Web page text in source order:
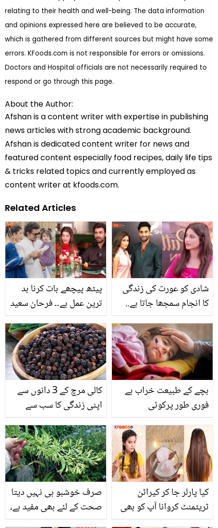
relating to their health and well-being. The data information
and opinions expressed here are believed to be accurate,
which is gathered from different sources but might have some
errors. KFoods.com is not responsible for errors or omissions.
Doctors and Hospital officials are not necessarily required to
respond or go through this page.
About the Author:
Afshan is a content writer with expertise in publishing
news articles with strong academic background.
Afshan is dedicated content writer for news and
featured content especially food recipes, daily life tips
& tricks related topics and currently employed as
content writer at kfoods.com.
Related Articles
پیٹھ پیچھے بات کرنا بد
ترین عمل ہے۔۔ فرحان سعید
علیحدگی کی وجہ کیا
تھی؟ پہلی بار رشتے سے
متعلق بتا دیا
شادی کو عورت کی زندگی
کا انجام سمجھا جاتا ہے..
چاہیئے؟ سجل علی نے دل
کی بات بتا دی
کالی مرچ کے 3 دانوں سے
اپنی زندگی کا سب سے
بچے کے طبیعت خراب ہے
فوری طور پرکوئی
جانیے سبزیوں، پھلوں اور
گھریلو اشیاء سےعلاج
کے20 نسخے۔
صرف خوشبو ہی نہیں دیتا
صحت کے لئے بھی مفید ہے،
کیا پارلر جا کر کیراٹن
ٹریٹمنٹ کروانا آپ کو بھی